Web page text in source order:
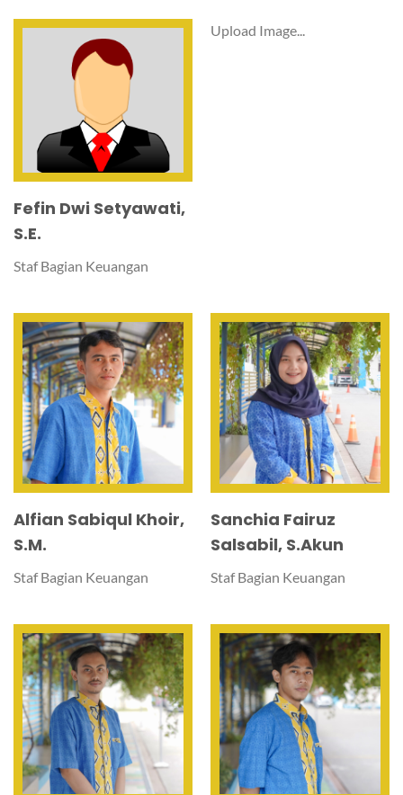
Fefin Dwi Setyawati,
S.E.
Staf Bagian Keuangan
Upload Image...
Alfian Sabiqul Khoir,
S.M.
Staf Bagian Keuangan
Sanchia Fairuz
Salsabil, S.Akun
Staf Bagian Keuangan